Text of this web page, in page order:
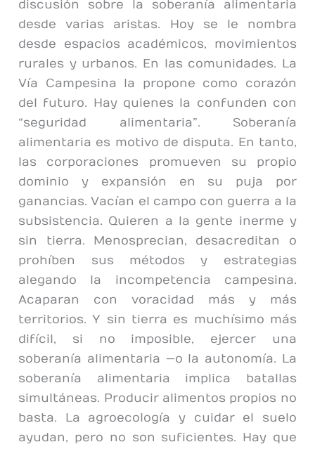
discusión sobre la soberanía alimentaria
desde varias aristas. Hoy se le nombra
desde espacios académicos, movimientos
rurales y urbanos. En las comunidades. La
Vía Campesina la propone como corazón
del futuro. Hay quienes la confunden con
“seguridad alimentaria”. Soberanía
alimentaria es motivo de disputa. En tanto,
las corporaciones promueven su propio
dominio y expansión en su puja por
ganancias. Vacían el campo con guerra a la
subsistencia. Quieren a la gente inerme y
sin tierra. Menosprecian, desacreditan o
prohíben sus métodos y estrategias
alegando la incompetencia campesina.
Acaparan con voracidad más y más
territorios. Y sin tierra es muchísimo más
difícil, si no imposible, ejercer una
soberanía alimentaria —o la autonomía. La
soberanía alimentaria implica batallas
simultáneas. Producir alimentos propios no
basta. La agroecología y cuidar el suelo
ayudan, pero no son suficientes. Hay que